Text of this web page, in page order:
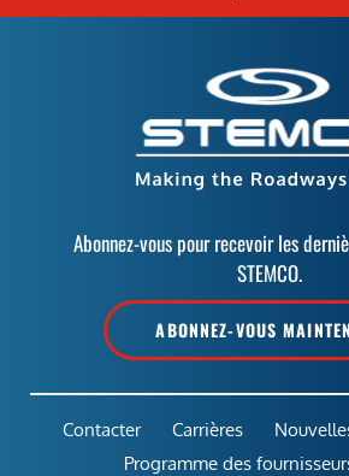
Abonnez-vous pour recevoir les
STEMCO.
ABONNEZ-VOUS
Contacter Carrières
Programme des